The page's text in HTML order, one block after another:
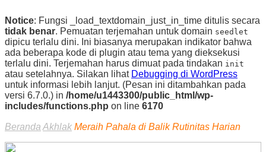
Notice: Fungsi _load_textdomain_just_in_time ditulis secara
tidak benar. Pemuatan terjemahan untuk domain seedlet
dipicu terlalu dini. Ini biasanya merupakan indikator bahwa
ada beberapa kode di plugin atau tema yang dieksekusi
terlalu dini. Terjemahan harus dimuat pada tindakan init
atau setelahnya. Silakan lihat Debugging di WordPress
untuk informasi lebih lanjut. (Pesan ini ditambahkan pada
versi 6.7.0.) in /home/u1443300/public_html/wp-
includes/functions.php on line 6170
Beranda Akhlak Meraih Pahala di Balik Rutinitas Harian